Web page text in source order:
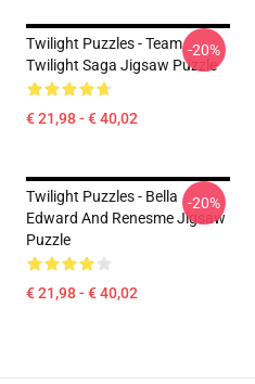
Twilight Puzzles - Team
Twilight Saga Jigsaw Puzzle
€ 21,98 - € 40,02
-20%
Twilight Puzzles - Bella
Edward And Renesme Jigsaw
Puzzle
€ 21,98 - € 40,02
-20%